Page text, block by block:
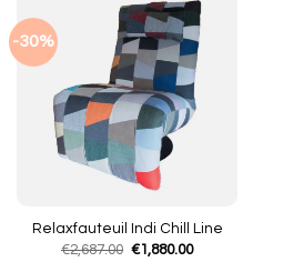
-30%
Relaxfauteuil Indi Chill Line
€2,687.00 Oorspronkelijke
€1,880.00Huidige